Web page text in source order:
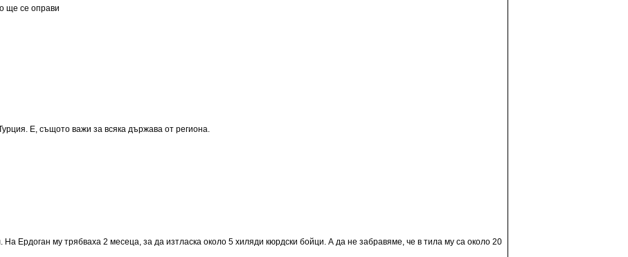
ще се оправи
Е, същото важи за всяка държава от региона.
На Ердоган му трябваха 2 месеца, за да изтласка около 5 хиляди кюрдски бойци. А да не забравяме, че в тила му са около 20